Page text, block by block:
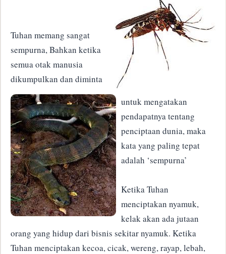
Tuhan memang sangat
sempurna, Bahkan ketika
semua otak manusia
dikumpulkan dan diminta
untuk mengatakan
pendapatnya tentang
penciptaan dunia, maka
kata yang paling tepat
adalah ‘sempurna’
Ketika Tuhan
menciptakan nyamuk,
kelak akan ada jutaan
orang yang hidup dari bisnis sekitar nyamuk. Ketika
Tuhan menciptakan kecoa, cicak, wereng, rayap, lebah,